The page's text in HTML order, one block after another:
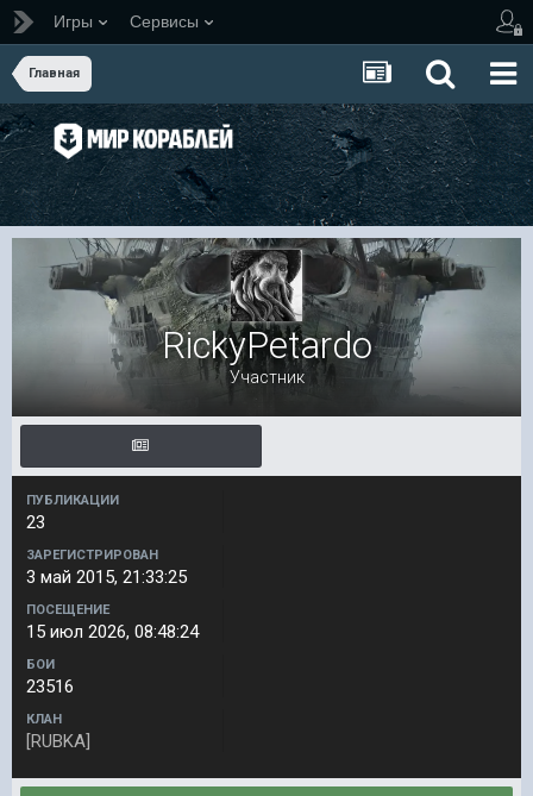
Игры Сервисы
Главная
RickyPetardo
Участник
ПУБЛИКАЦИИ
23
ЗАРЕГИСТРИРОВАН
3 май 2015, 21:33:25
ПОСЕЩЕНИЕ
15 июл 2026, 08:48:24
БОИ
23516
КЛАН
[RUBKA]